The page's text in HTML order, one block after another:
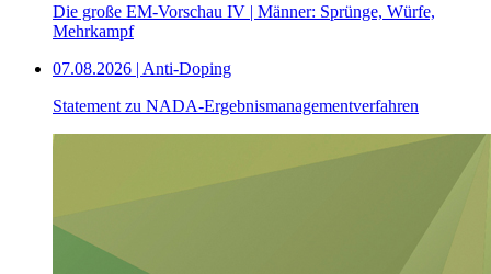
Die große EM-Vorschau IV | Männer: Sprünge, Würfe,
Mehrkampf
07.08.2026 | Anti-Doping
Statement zu NADA-Ergebnismanagementverfahren